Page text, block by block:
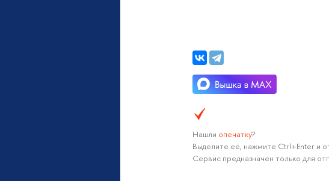
Нашли опечатку?
Выделите её, нажмите Ctrl+Enter и
Сервис предназначен только для